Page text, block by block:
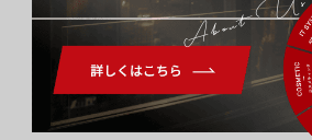
About Us